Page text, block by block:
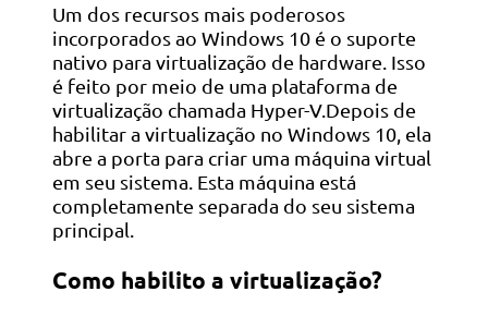
Um dos recursos mais poderosos
incorporados ao Windows 10 é o suporte
nativo para virtualização de hardware. Isso
é feito por meio de uma plataforma de
virtualização chamada Hyper-V.Depois de
habilitar a virtualização no Windows 10, ela
abre a porta para criar uma máquina virtual
em seu sistema. Esta máquina está
completamente separada do seu sistema
principal.
Como habilito a virtualização?